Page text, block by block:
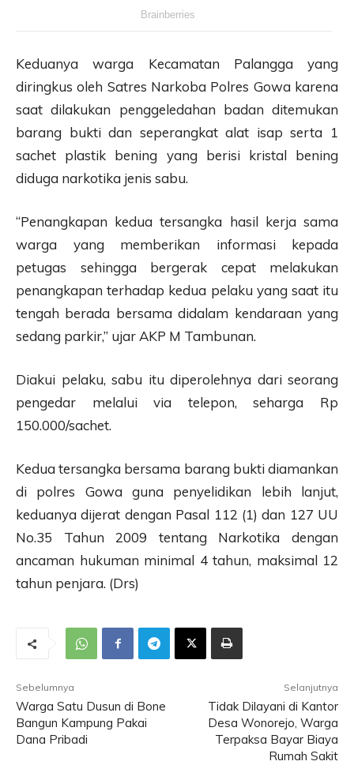
Keduanya warga Kecamatan Palangga yang
diringkus oleh Satres Narkoba Polres Gowa karena
saat dilakukan penggeledahan badan ditemukan
barang bukti dan seperangkat alat isap serta 1
sachet plastik bening yang berisi kristal bening
diduga narkotika jenis sabu.
“Penangkapan kedua tersangka hasil kerja sama
warga yang memberikan informasi kepada
petugas sehingga bergerak cepat melakukan
penangkapan terhadap kedua pelaku yang saat itu
tengah berada bersama didalam kendaraan yang
sedang parkir,” ujar AKP M Tambunan.
Diakui pelaku, sabu itu diperolehnya dari seorang
pengedar melalui via telepon, seharga Rp
150.000/sachet.
Kedua tersangka bersama barang bukti diamankan
di polres Gowa guna penyelidikan lebih lanjut,
keduanya dijerat dengan Pasal 112 (1) dan 127 UU
No.35 Tahun 2009 tentang Narkotika dengan
ancaman hukuman minimal 4 tahun, maksimal 12
tahun penjara. (Drs)
Sebelumnya
Warga Satu Dusun di Bone
Bangun Kampung Pakai
Dana Pribadi
Selanjutnya
Tidak Dilayani di Kantor
Desa Wonorejo, Warga
Terpaksa Bayar Biaya
Rumah Sakit